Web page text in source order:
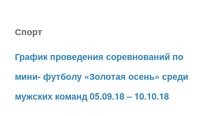
Спорт
График проведения соревнований по
мини- футболу «Золотая осень» среди
мужских команд 05.09.18 – 10.10.18